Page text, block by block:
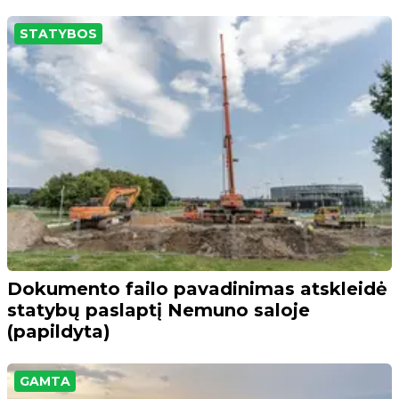
STATYBOS
Dokumento failo pavadinimas atskleidė
statybų paslaptį Nemuno saloje
(papildyta)
GAMTA